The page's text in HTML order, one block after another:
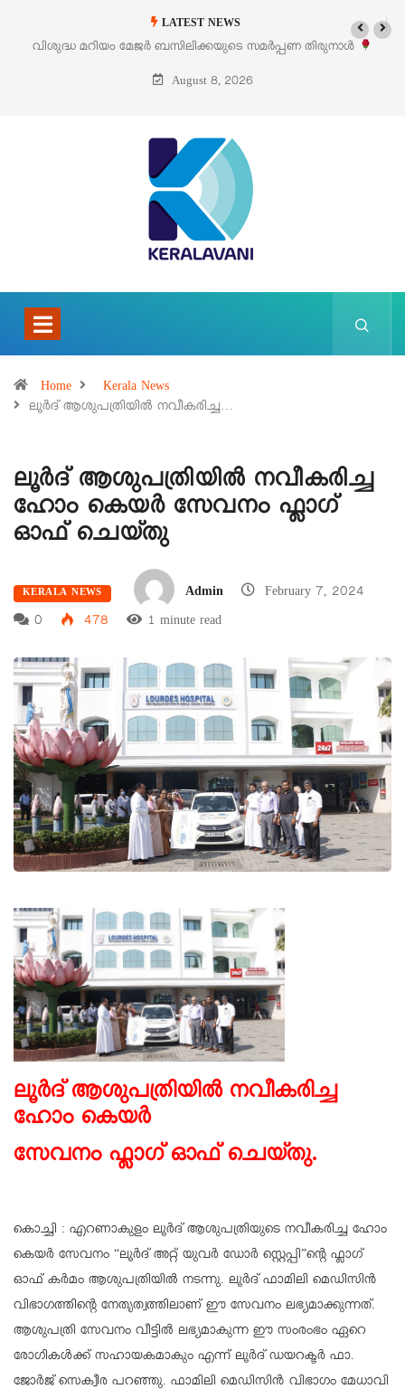
LATEST NEWS
തിരുനാൾ
‘പെറ്റൽസ്’ ലൈഫ് സ്റ്റൈൽ എക്സിബിഷനും സെയിലും
പെരുമാനൂരിൽ
August 8, 2026
Home
Kerala News
ലൂർദ് ആശുപത്രിയിൽ നവീകരിച്ച…
ലൂർദ് ആശുപത്രിയിൽ നവീകരിച്ച
ഹോം കെയർ സേവനം ഫ്ലാഗ്
ഓഫ് ചെയ്തു
KERALA NEWS Admin
February 7, 2024
0
478 1 minute read
ലൂർദ് ആശുപത്രിയിൽ നവീകരിച്ച
ഹോം കെയർ
സേവനം ഫ്ലാഗ് ഓഫ് ചെയ്തു.
കൊച്ചി : എറണാകുളം ലൂർദ് ആശുപത്രിയുടെ നവീകരിച്ച ഹോം
കെയർ സേവനം “ലൂർദ് അറ്റ് യുവർ ഡോർ സ്റ്റെപ്പി”ൻ്റെ ഫ്ലാഗ്
ഓഫ് കർമം ആശുപത്രിയിൽ നടന്നു. ലൂർദ് ഫാമിലി മെഡിസിൻ
വിഭാഗത്തിൻ്റെ നേതൃത്വത്തിലാണ് ഈ സേവനം ലഭ്യമാക്കുന്നത്.
ആശുപത്രി സേവനം വീട്ടിൽ ലഭ്യമാകുന്ന ഈ സംരംഭം ഏറെ
രോഗികൾക്ക് സഹായകമാകും എന്ന് ലൂർദ് ഡയറക്ടർ ഫാ.
ജോർജ് സെക്വീര പറഞ്ഞു. ഫാമിലി മെഡിസിൻ വിഭാഗം മേധാവി